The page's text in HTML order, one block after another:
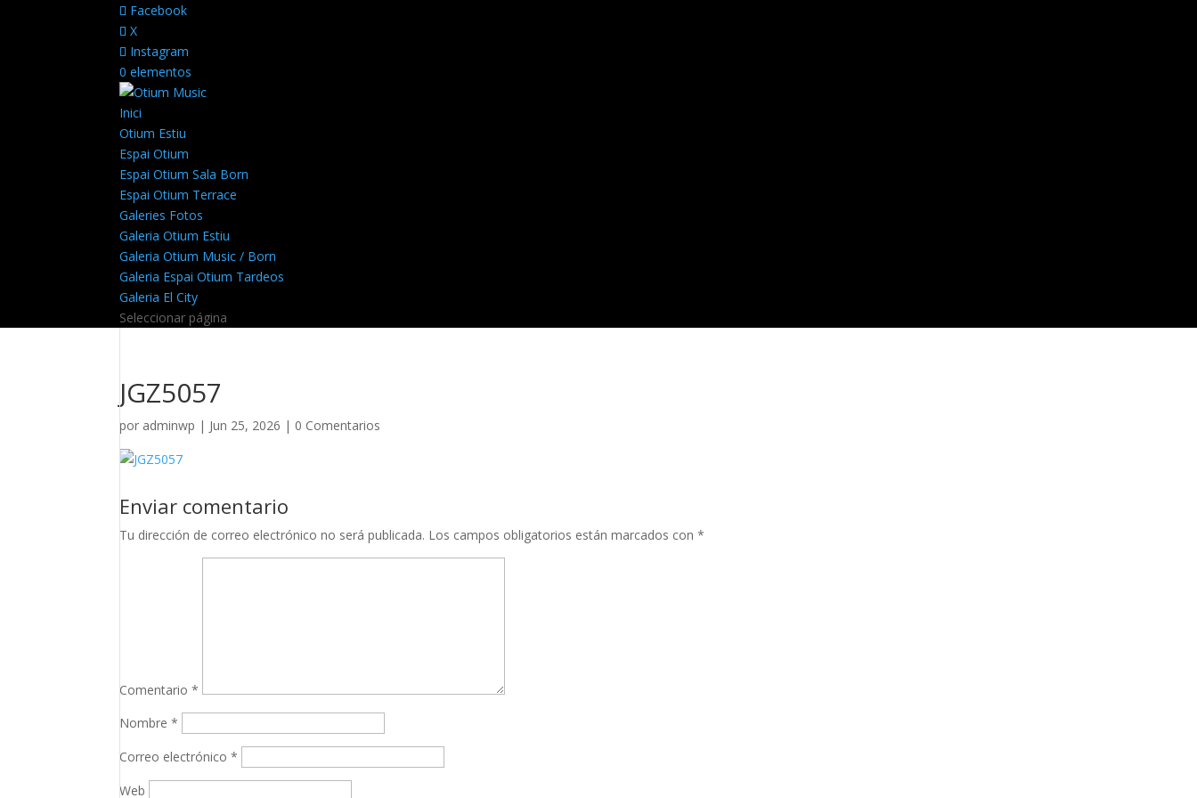
Facebook
X
Instagram
0 elementos
Inici
Otium Estiu
Espai Otium
Espai Otium Sala Born
Espai Otium Terrace
Galeries Fotos
Galeria Otium Estiu
Galeria Otium Music / Born
Galeria Espai Otium Tardeos
Galeria El City
Seleccionar página
JGZ5057
por adminwp | Jun 25, 2026 | 0 Comentarios
Enviar comentario
Tu dirección de correo electrónico no será publicada. Los campos obligatorios están marcados con*
Comentario*
Nombre*
Correo electrónico*
Web